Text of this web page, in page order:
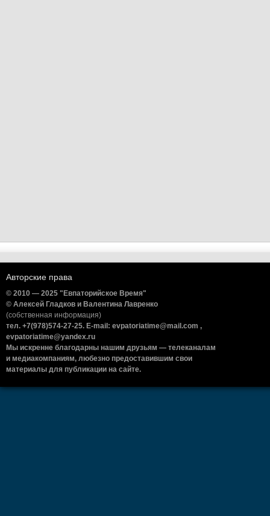
Авторские права
© 2010 — 2025 "Евпаторийское Время"
© Алексей Гладков и Валентина Лавренко
(собственная информация)
тел. +7(978)574-27-25. E-mail: evpatoriatime@mail.com ,
evpatoriatime@yandex.ru
Мы искренне благодарны нашим друзьям — телеканалам
и медиакомпаниям, любезно предоставившим свои
материалы для публикации на сайте.